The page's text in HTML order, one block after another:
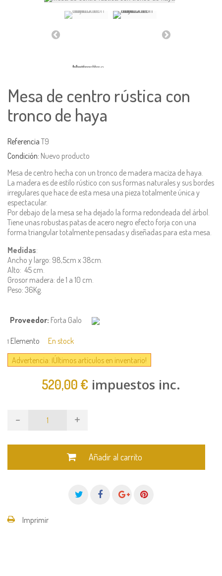
Mesa de centro rústica con
tronco de haya
Referencia T9
Condición: Nuevo producto
Mesa de centro hecha con un tronco de madera maciza de haya.
La madera es de estilo rústico con sus formas naturales y sus bordes
irregulares que hace de esta mesa una pieza totalmente única y
espectacular.
Por debajo de la mesa se ha dejado la forma redondeada del árbol.
Tiene unas robustas patas de acero negro efecto forja con una
forma triangular totalmente pensadas y diseñadas para esta mesa.
Medidas:
Ancho y largo: 98,5cm x 38cm.
Alto: 45 cm.
Grosor madera: de 1 a 10 cm.
Peso: 36Kg.
Proveedor: Forta Galo
1 Elemento
En stock
Advertencia: ¡Últimos artículos en inventario!
520,00 € impuestos inc.
- +
Añadir al carrito
Imprimir